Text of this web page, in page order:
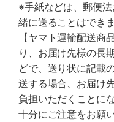
※手紙などは、郵便
緒に送ることはでき
【ヤマト運輸配送商
り、お届け先様の長
どで、送り状に記載
送する場合、お届け
負担いただくことに
十分にご注意をお願